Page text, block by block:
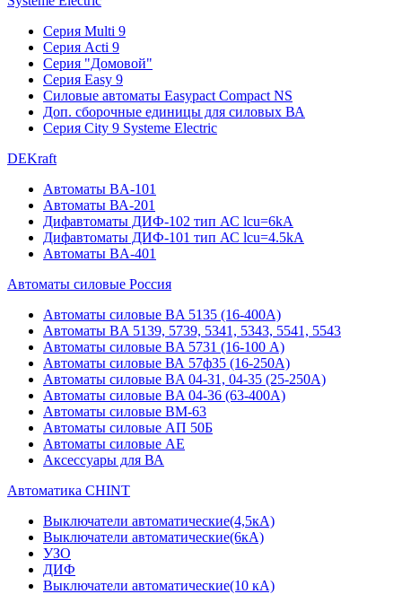
Серия Multi 9
Серия Acti 9
Серия "Домовой"
Серия Easy 9
Силовые автоматы Easypact Compact NS
Доп. сборочные единицы для силовых ВА
Серия City 9 Systeme Electric
DEKraft
Автоматы BA-101
Автоматы ВА-201
Дифавтоматы ДИФ-102 тип АС lcu=6kA
Дифавтоматы ДИФ-101 тип АС lcu=4.5kA
Автоматы BA-401
Автоматы силовые Россия
Автоматы силовые BA 5135 (16-400А)
Автоматы BA 5139, 5739, 5341, 5343, 5541, 5543
Автоматы силовые BA 5731 (16-100 А)
Автоматы силовые ВА 57ф35 (16-250А)
Автоматы силовые BA 04-31, 04-35 (25-250А)
Автоматы силовые BA 04-36 (63-400А)
Автоматы силовые ВМ-63
Автоматы силовые АП 50Б
Автоматы силовые АЕ
Аксессуары для ВА
Автоматика CHINT
Выключатели автоматические(4,5кА)
Выключатели автоматические(6кА)
УЗО
ДИФ
Выключатели автоматические(10 кА)